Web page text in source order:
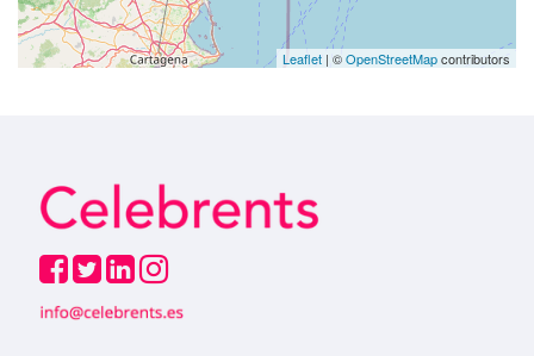
Leaflet | ©OpenStreetMapcontributors